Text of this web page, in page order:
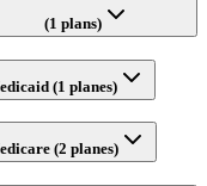
(1 plans)
(1 planes)
(2 planes)